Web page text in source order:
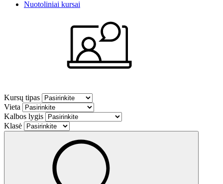
Nuotoliniai kursai
Kursų tipas
Vieta
Kalbos lygis
Klasė